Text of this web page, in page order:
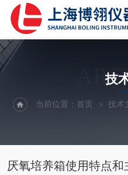
技
当前位置：首页 技术
厌氧培养箱使用特点和